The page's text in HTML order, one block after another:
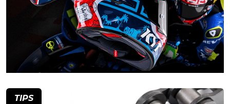
TIPS